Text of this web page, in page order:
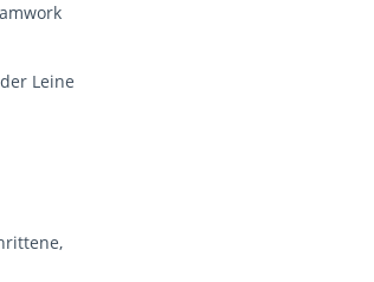
Leine